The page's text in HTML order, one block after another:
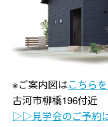
※ご案内図はこちら
古河市柳橋196付近
▷▷見学会のご予約